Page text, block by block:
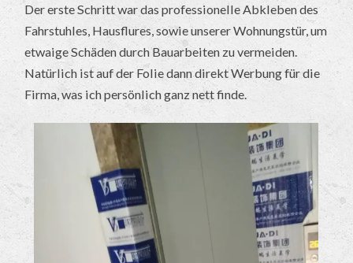
Der erste Schritt war das professionelle Abkleben des
Fahrstuhles, Hausflures, sowie unserer Wohnungstür, um
etwaige Schäden durch Bauarbeiten zu vermeiden.
Natürlich ist auf der Folie dann direkt Werbung für die
Firma, was ich persönlich ganz nett finde.